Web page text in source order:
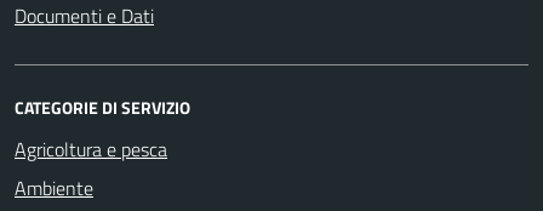
Documenti e Dati
CATEGORIE DI SERVIZIO
Agricoltura e pesca
Ambiente